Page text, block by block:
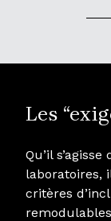
Les
Qu’il
laboratoires,
critères